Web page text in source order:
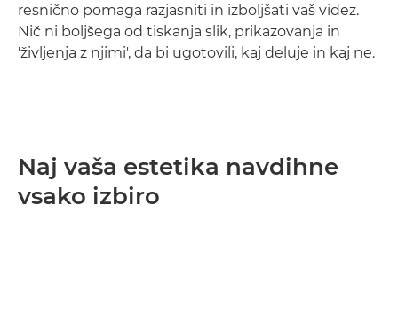
resnično pomaga razjasniti in izboljšati vaš videz.
Nič ni boljšega od tiskanja slik, prikazovanja in
'življenja z njimi', da bi ugotovili, kaj deluje in kaj ne.
Naj vaša estetika navdihne
vsako izbiro